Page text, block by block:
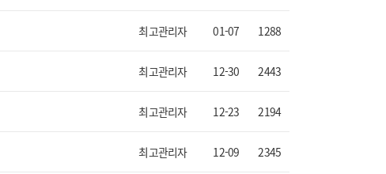
최고관리자 01-07 1288
최고관리자 12-30 2443
최고관리자 12-23 2194
최고관리자 12-09 2345